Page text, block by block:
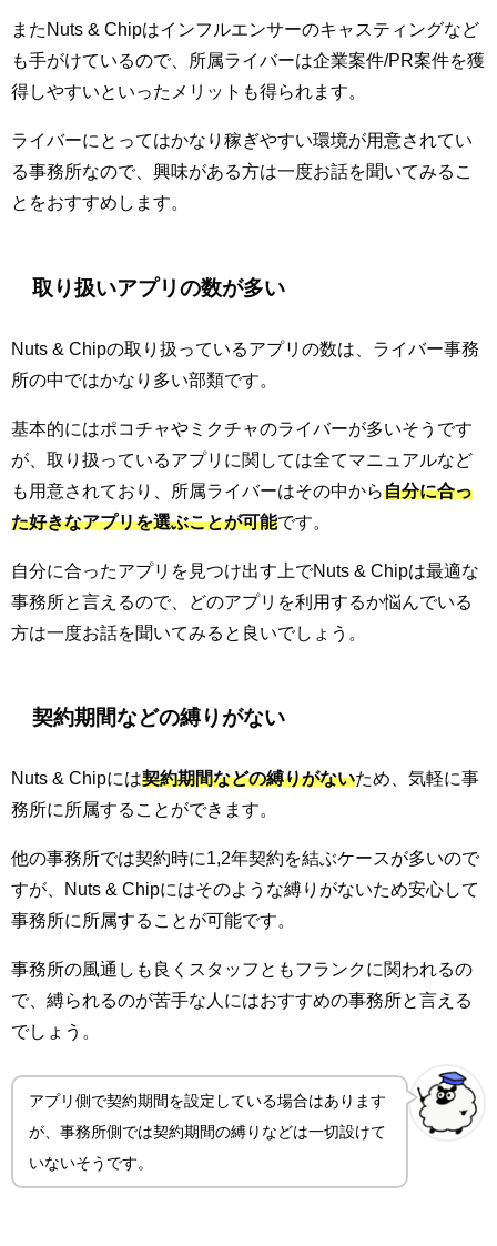
またNuts & Chipはインフルエンサーのキャスティングなど
も手がけているので、所属ライバーは企業案件/PR案件を獲
得しやすいといったメリットも得られます。
ライバーにとってはかなり稼ぎやすい環境が用意されてい
る事務所なので、興味がある方は一度お話を聞いてみるこ
とをおすすめします。
取り扱いアプリの数が多い
Nuts & Chipの取り扱っているアプリの数は、ライバー事務
所の中ではかなり多い部類です。
基本的にはポコチャやミクチャのライバーが多いそうです
が、取り扱っているアプリに関しては全てマニュアルなど
も用意されており、所属ライバーはその中から自分に合っ
た好きなアプリを選ぶことが可能です。
自分に合ったアプリを見つけ出す上でNuts & Chipは最適な
事務所と言えるので、どのアプリを利用するか悩んでいる
方は一度お話を聞いてみると良いでしょう。
契約期間などの縛りがない
Nuts & Chipには契約期間などの縛りがないため、気軽に事
務所に所属することができます。
他の事務所では契約時に1,2年契約を結ぶケースが多いので
すが、Nuts & Chipにはそのような縛りがないため安心して
事務所に所属することが可能です。
事務所の風通しも良くスタッフともフランクに関われるの
で、縛られるのが苦手な人にはおすすめの事務所と言える
でしょう。
アプリ側で契約期間を設定している場合はあります
が、事務所側では契約期間の縛りなどは一切設けて
いないそうです。